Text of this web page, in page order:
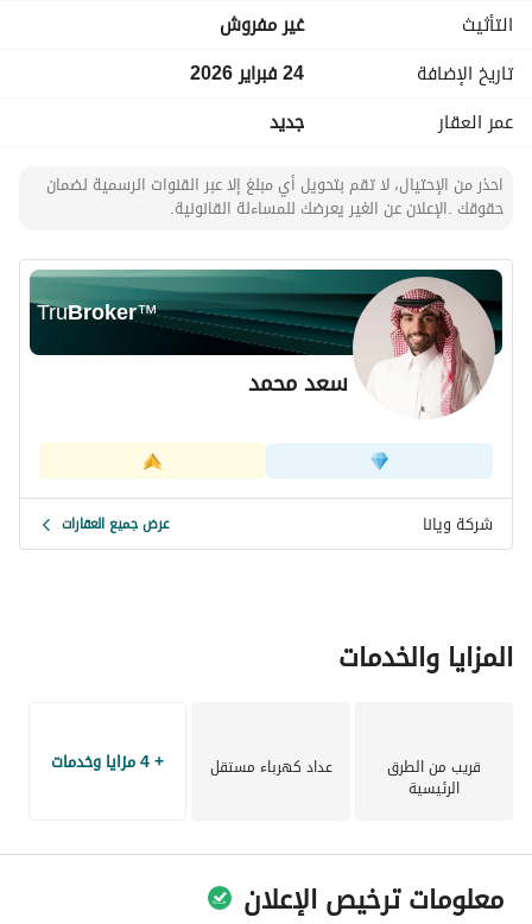
التأثيث
غير مفروش
تاريخ الإضافة
24 فبراير 2026
عمر العقار
جديد
احذر من الإحتيال، لا تقم بتحويل أي مبلغ إلا عبر القنوات الرسمية لضمان
حقوقك .الإعلان عن الغير يعرضك للمساءلة القانونية.
TruBroker™
سعد محمد
شركة ويانا عرض جميع العقارات
المزايا والخدمات
قريب من الطرق
الرئيسية
عداد كهرباء مستقل + 4 مزايا وخدمات
معلومات ترخيص الإعلان